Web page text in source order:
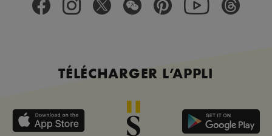
TÉLÉCHARGER L’APPLI